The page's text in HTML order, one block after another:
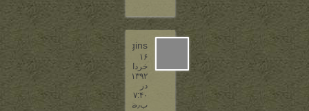
baggins
۱۶
خرداد
۱۳۹۲
در
۷:۴۰
ب٫ظ